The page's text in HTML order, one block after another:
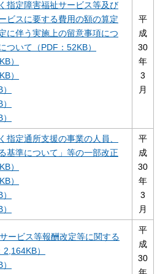
指定障害福祉サービス等及び
ビスに要する費用の額の算定
に伴う実施上の留意事項につ
ついて（PDF：52KB）
）
）
平
成
30
年
3
月
指定通所支援の事業の人員、
基準について」等の一部改正
）
）
平
成
30
年
3
月
ービス等報酬改定等に関する
）
平
成
30